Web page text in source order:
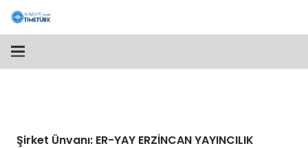
Şirket Ünvanı: ER-YAY ERZİNCAN YAYINCILIK